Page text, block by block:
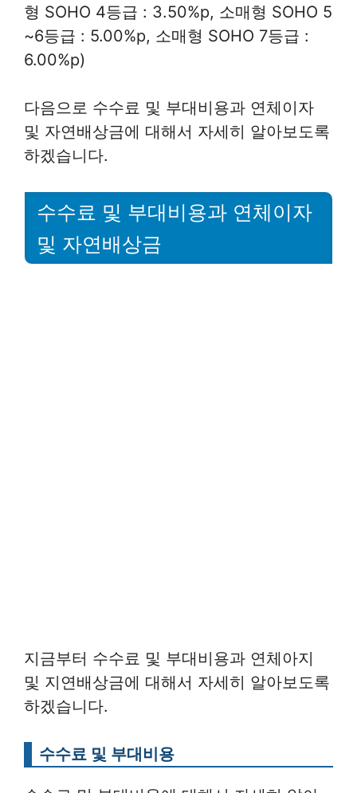
형 SOHO 4등급 : 3.50%p, 소매형 SOHO 5
~6등급 : 5.00%p, 소매형 SOHO 7등급 :
6.00%p)
다음으로 수수료 및 부대비용과 연체이자
및 자연배상금에 대해서 자세히 알아보도록
하겠습니다.
수수료 및 부대비용과 연체이자
및 자연배상금
지금부터 수수료 및 부대비용과 연체아지
및 지연배상금에 대해서 자세히 알아보도록
하겠습니다.
수수료 및 부대비용